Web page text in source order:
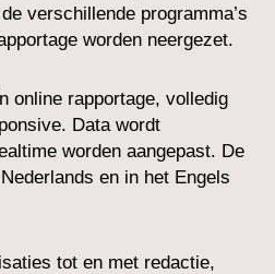
verschillende programma’s
worden neergezet.
online rapportage, volledig
Data wordt
worden aangepast. De
en in het Engels
tot en met redactie,